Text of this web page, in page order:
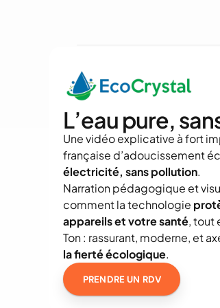
L’eau pure,
Une vidéo explicative à fort
française d’adoucissement
électricité, sans pollution.
Narration pédagogique et
comment la technologie
appareils et votre santé, tout
Ton : rassurant, moderne, et
la fierté écologique.
PRENDRE UN RDV